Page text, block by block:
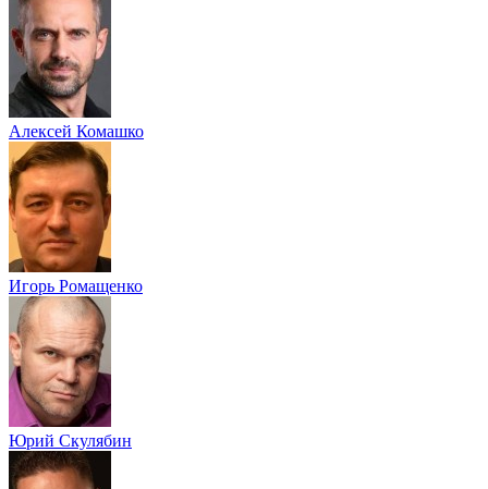
Алексей Комашко
Игорь Ромащенко
Юрий Скулябин